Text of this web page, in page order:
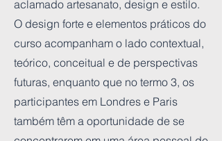
aclamado artesanato, design e estilo.
O design forte e elementos práticos do
curso acompanham o lado contextual,
teórico, conceitual e de perspectivas
futuras, enquanto que no termo 3, os
participantes em Londres e Paris
também têm a oportunidade de se